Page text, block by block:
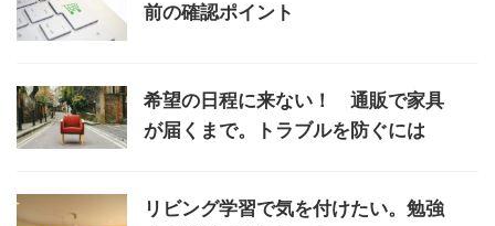
前の確認ポイント
希望の日程に来ない！ 通販で家具
が届くまで。トラブルを防ぐには
リビング学習で気を付けたい。勉強